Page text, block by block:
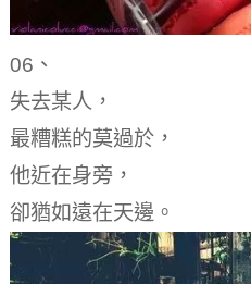
06、
失去某人，
最糟糕的莫過於，
他近在身旁，
卻猶如遠在天邊。